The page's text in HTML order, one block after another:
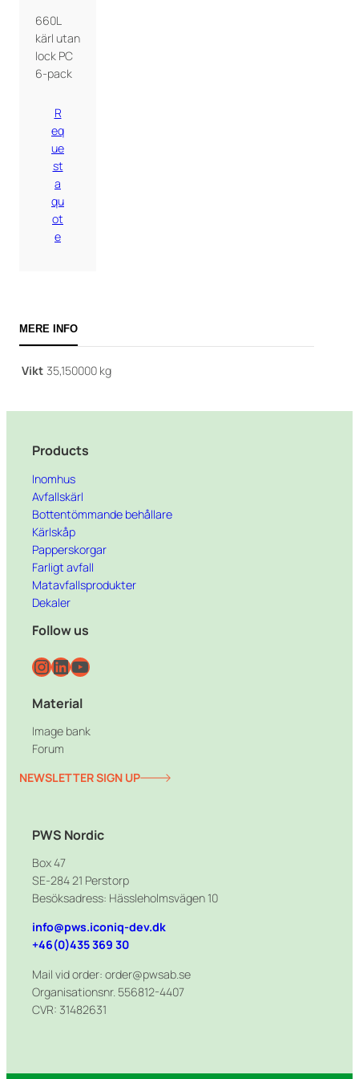
660L
kärl utan
lock PC
6-pack
R
eq
ue
st
a
qu
ot
e
MERE INFO
Vikt 35,150000 kg
Products
Inomhus
Avfallskärl
Bottentömmande behållare
Kärlskåp
Papperskorgar
Farligt avfall
Matavfallsprodukter
Dekaler
Follow us
InstagramLinkedIn YouTube
Material
Image bank
Forum
NEWSLETTER SIGN UP
PWS Nordic
Box 47
SE-284 21 Perstorp
Besöksadress: Hässleholmsvägen 10
info@pws.iconiq-dev.dk
+46(0)435 369 30
Mail vid order: order@pwsab.se
Organisationsnr. 556812-4407
CVR: 31482631